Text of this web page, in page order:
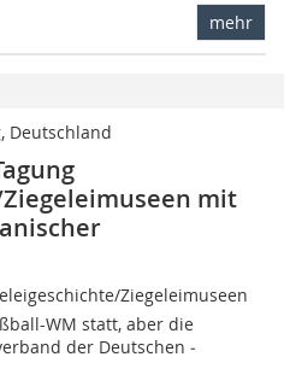
mehr
Deutschland
mit
Ziegelei­museen
WM statt, aber die
der Deutschen